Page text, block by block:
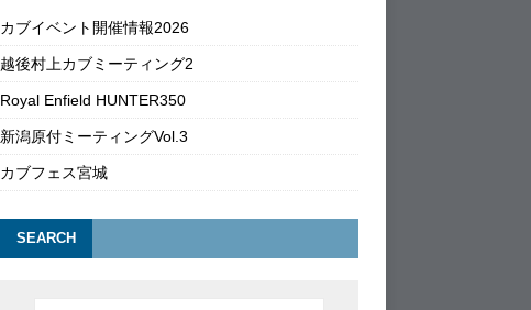
カブイベント開催情報2026
越後村上カブミーティング2
Royal Enfield HUNTER350
新潟原付ミーティングVol.3
カブフェス宮城
SEARCH